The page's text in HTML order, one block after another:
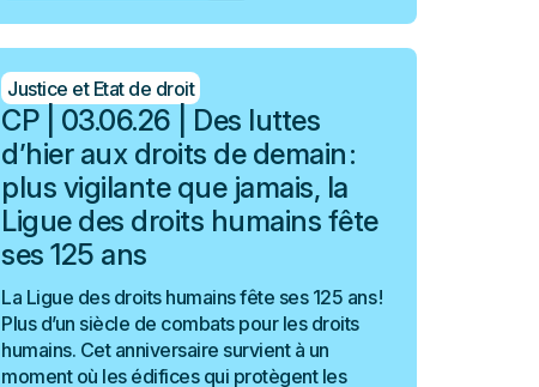
Justice et Etat de droit
CP | 03.06.26 | Des luttes
d’hier aux droits de demain :
plus vigilante que jamais, la
Ligue des droits humains fête
ses 125 ans
La Ligue des droits humains fête ses 125 ans !
Plus d’un siècle de combats pour les droits
humains. Cet anniversaire survient à un
moment où les édifices qui protègent les